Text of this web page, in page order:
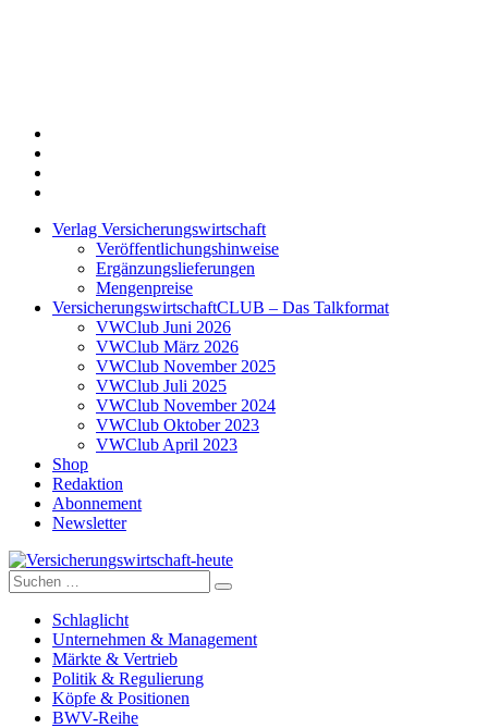
Verlag Versicherungswirtschaft
Veröffentlichungshinweise
Ergänzungslieferungen
Mengenpreise
VersicherungswirtschaftCLUB – Das Talkformat
VWClub Juni 2026
VWClub März 2026
VWClub November 2025
VWClub Juli 2025
VWClub November 2024
VWClub Oktober 2023
VWClub April 2023
Shop
Redaktion
Abonnement
Newsletter
Versicherungswirtschaft-heute
Suche
nach:
Schlaglicht
Unternehmen & Management
Märkte & Vertrieb
Politik & Regulierung
Köpfe & Positionen
BWV-Reihe